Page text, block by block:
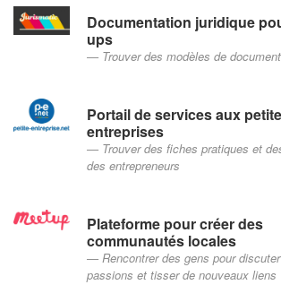
Documentation juridique
ups
Trouver des modèles de
Portail de services aux
entreprises
Trouver des fiches pratiques et
des entrepreneurs
Plateforme pour créer des
communautés locales
Rencontrer des gens pour
passions et tisser de nouveaux liens